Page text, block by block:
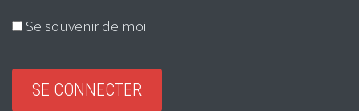
Se souvenir de moi